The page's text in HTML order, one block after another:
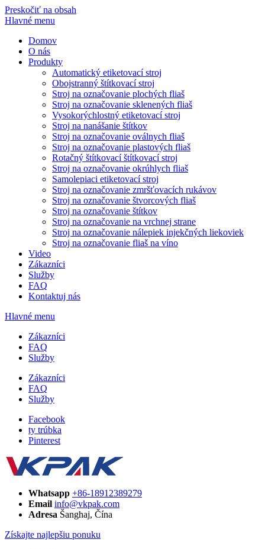
Preskočiť na obsah
Hlavné menu
Domov
O nás
Produkty
Automatický etiketovací stroj
Obojstranný štítkovací stroj
Stroj na označovanie plochých fliaš
Stroj na označovanie sklenených fliaš
Vysokorýchlostný etiketovací stroj
Stroj na nanášanie štítkov
Stroj na označovanie oválnych fliaš
Stroj na označovanie plastových fliaš
Rotačný štítkovací štítkovací stroj
Stroj na označovanie okrúhlych fliaš
Samolepiaci etiketovací stroj
Stroj na označovanie zmršťovacích rukávov
Stroj na označovanie štvorcových fliaš
Stroj na označovanie štítkov
Stroj na označovanie na vrchnej strane
Stroj na označovanie nálepiek injekčných liekoviek
Stroj na označovanie fliaš na víno
Video
Zákazníci
Služby
FAQ
Kontaktuj nás
Hlavné menu
Zákazníci
FAQ
Služby
Zákazníci
FAQ
Služby
Facebook
ty trúbka
Pinterest
Whatsapp +86-18912389279
Email info@vkpak.com
Adresa Šanghaj, Čína
Získajte najlepšiu ponuku